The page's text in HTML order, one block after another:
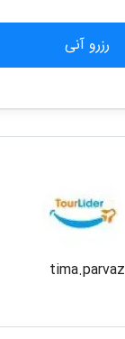
رزرو آنی
tima.parvaz